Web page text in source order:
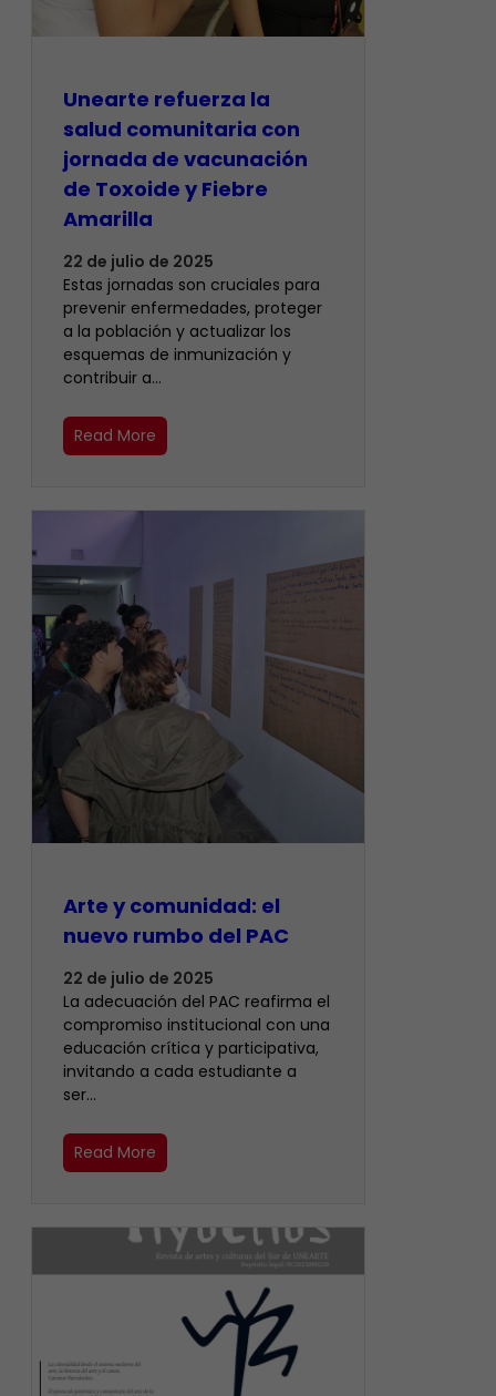
Unearte refuerza la
salud comunitaria con
jornada de vacunación
de Toxoide y Fiebre
Amarilla
22 de julio de 2025
Estas jornadas son cruciales para
prevenir enfermedades, proteger
a la población y actualizar los
esquemas de inmunización y
contribuir a…
Read More
Arte y comunidad: el
nuevo rumbo del PAC
22 de julio de 2025
La adecuación del PAC reafirma el
compromiso institucional con una
educación crítica y participativa,
invitando a cada estudiante a
ser…
Read More